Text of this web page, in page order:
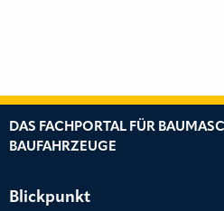
DAS FACHPORTAL FÜR
BAUFAHRZEUGE
Blickpunkt